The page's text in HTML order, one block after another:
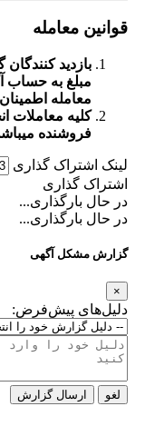
قوانین معامله
بازدید کنندگان
مبلغ به حساب
معامله اطمینان
کلیه معاملات
فروشنده میباشد و
لینک اشتراک گذاری
اشتراک گذاری
در حال بارگذاری...
در حال بارگذاری...
گزارش مشکل آگهی
دلیل‌های پیش‌فرض:
ارسال گزارش